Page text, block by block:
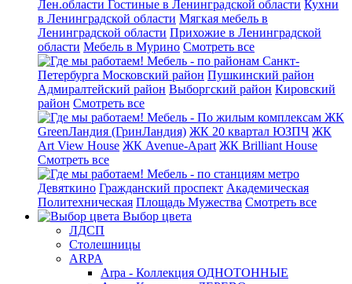
Лен.области Гостиные в Ленинградской области Кухни
в Ленинградской области Мягкая мебель в
Ленинградской области Прихожие в Ленинградской
области Мебель в Мурино Смотреть все
Мебель - по районам Санкт-
Петербурга Московский район Пушкинский район
Адмиралтейский район Выборгский район Кировский
район Смотреть все
Мебель - По жилым комплексам ЖК
GreenЛандия (ГринЛандия) ЖК 20 квартал ЮЗПЧ ЖК
Art View House ЖК Avenue-Apart ЖК Brilliant House
Смотреть все
Мебель - по станциям метро
Девяткино Гражданский проспект Академическая
Политехническая Площадь Мужества Смотреть все
Выбор цвета
ЛДСП
Столешницы
ARPA
Arpa - Коллекция ОДНОТОННЫЕ